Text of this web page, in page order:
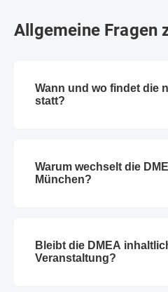
Allgemeine Fragen
Wann und wo findet die
statt?
Warum wechselt die
München?
Bleibt die DMEA
Veranstaltung?